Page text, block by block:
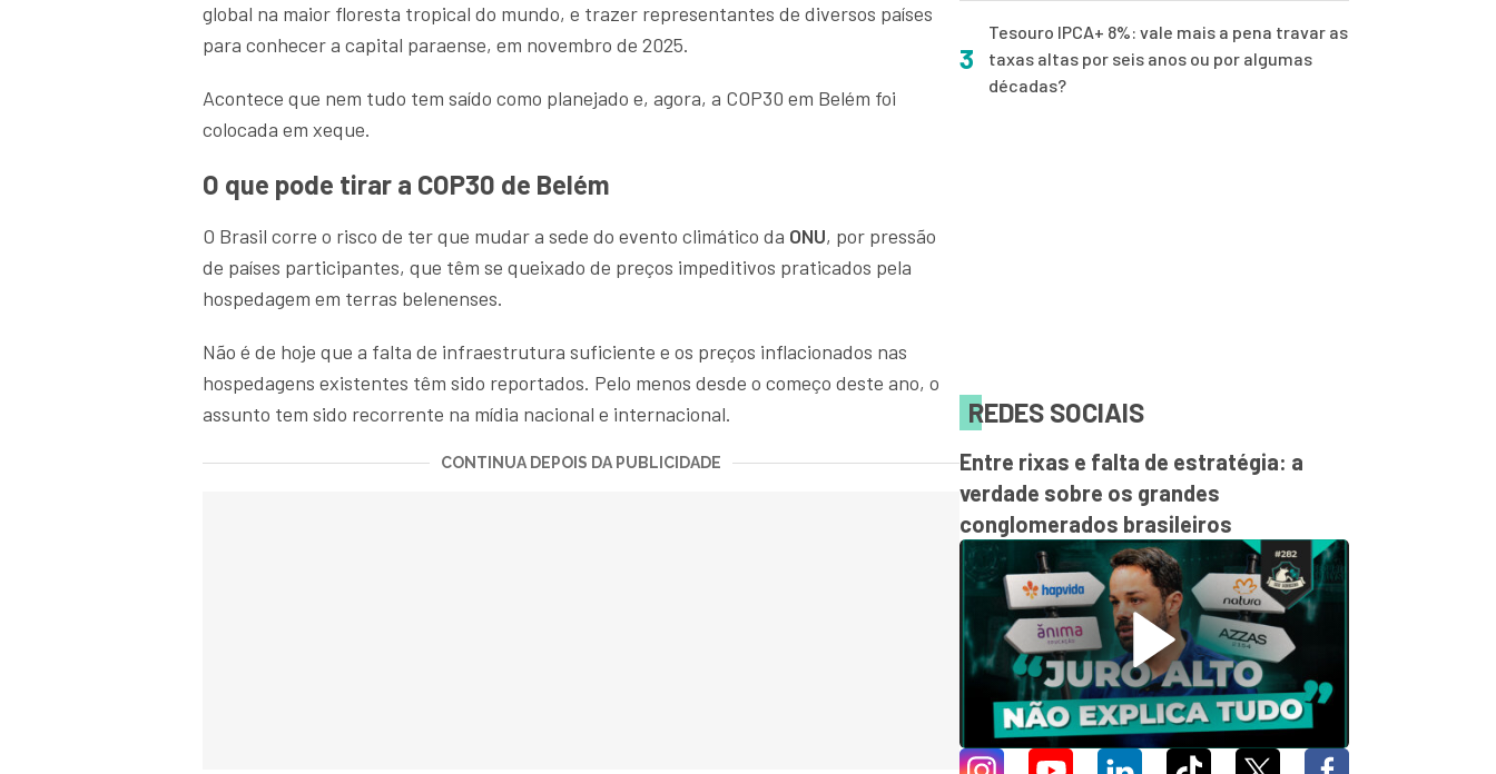
global na maior floresta tropical do mundo, e trazer representantes de diversos países
para conhecer a capital paraense, em novembro de 2025.
Acontece que nem tudo tem saído como planejado e, agora, a COP30 em Belém foi
colocada em xeque.
O que pode tirar a COP30 de Belém
O Brasil corre o risco de ter que mudar a sede do evento climático da ONU, por pressão
de países participantes, que têm se queixado de preços impeditivos praticados pela
hospedagem em terras belenenses.
Não é de hoje que a falta de infraestrutura suficiente e os preços inflacionados nas
hospedagens existentes têm sido reportados. Pelo menos desde o começo deste ano, o
assunto tem sido recorrente na mídia nacional e internacional.
CONTINUA DEPOIS DA PUBLICIDADE
3
Tesouro IPCA+ 8%: vale mais a pena travar as
taxas altas por seis anos ou por algumas
décadas?
REDES SOCIAIS
Entre rixas e falta de estratégia: a
verdade sobre os grandes
conglomerados brasileiros